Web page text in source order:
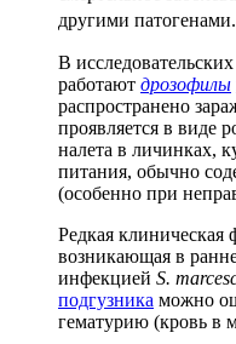
другими патогенами.
В
работают дрозофилы
распространено
проявляется в виде
налета в личинках,
питания, обычно
(особенно при
Редкая клиническая
возникающая в
инфекцией S.
подгузника можно
гематурию (кровь в